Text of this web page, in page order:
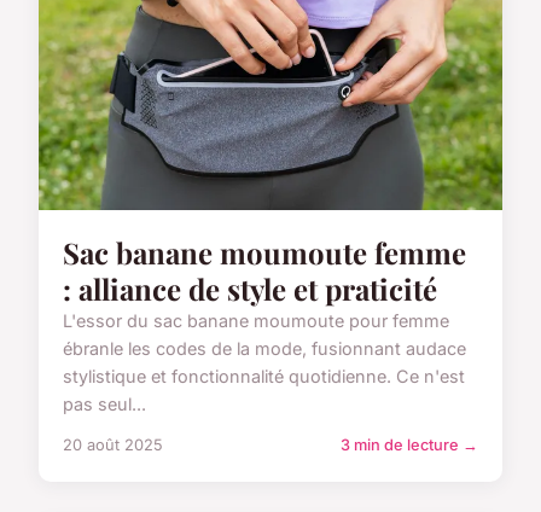
Sac banane moumoute femme
: alliance de style et praticité
L'essor du sac banane moumoute pour femme
ébranle les codes de la mode, fusionnant audace
stylistique et fonctionnalité quotidienne. Ce n'est
pas seul...
20 août 2025 3 min de lecture →